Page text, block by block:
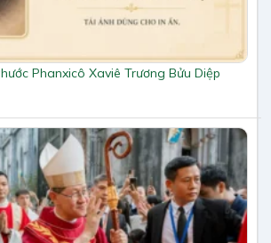
Phanxicô Xaviê Trương Bửu Diệp